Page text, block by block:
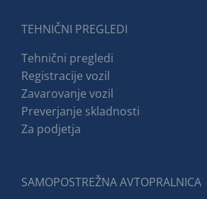
TEHNIČNI PREGLEDI
Tehnični pregledi
Registracije vozil
Zavarovanje vozil
Preverjanje skladnosti
Za podjetja
SAMOPOSTREŽNA AVTOPRALNICA